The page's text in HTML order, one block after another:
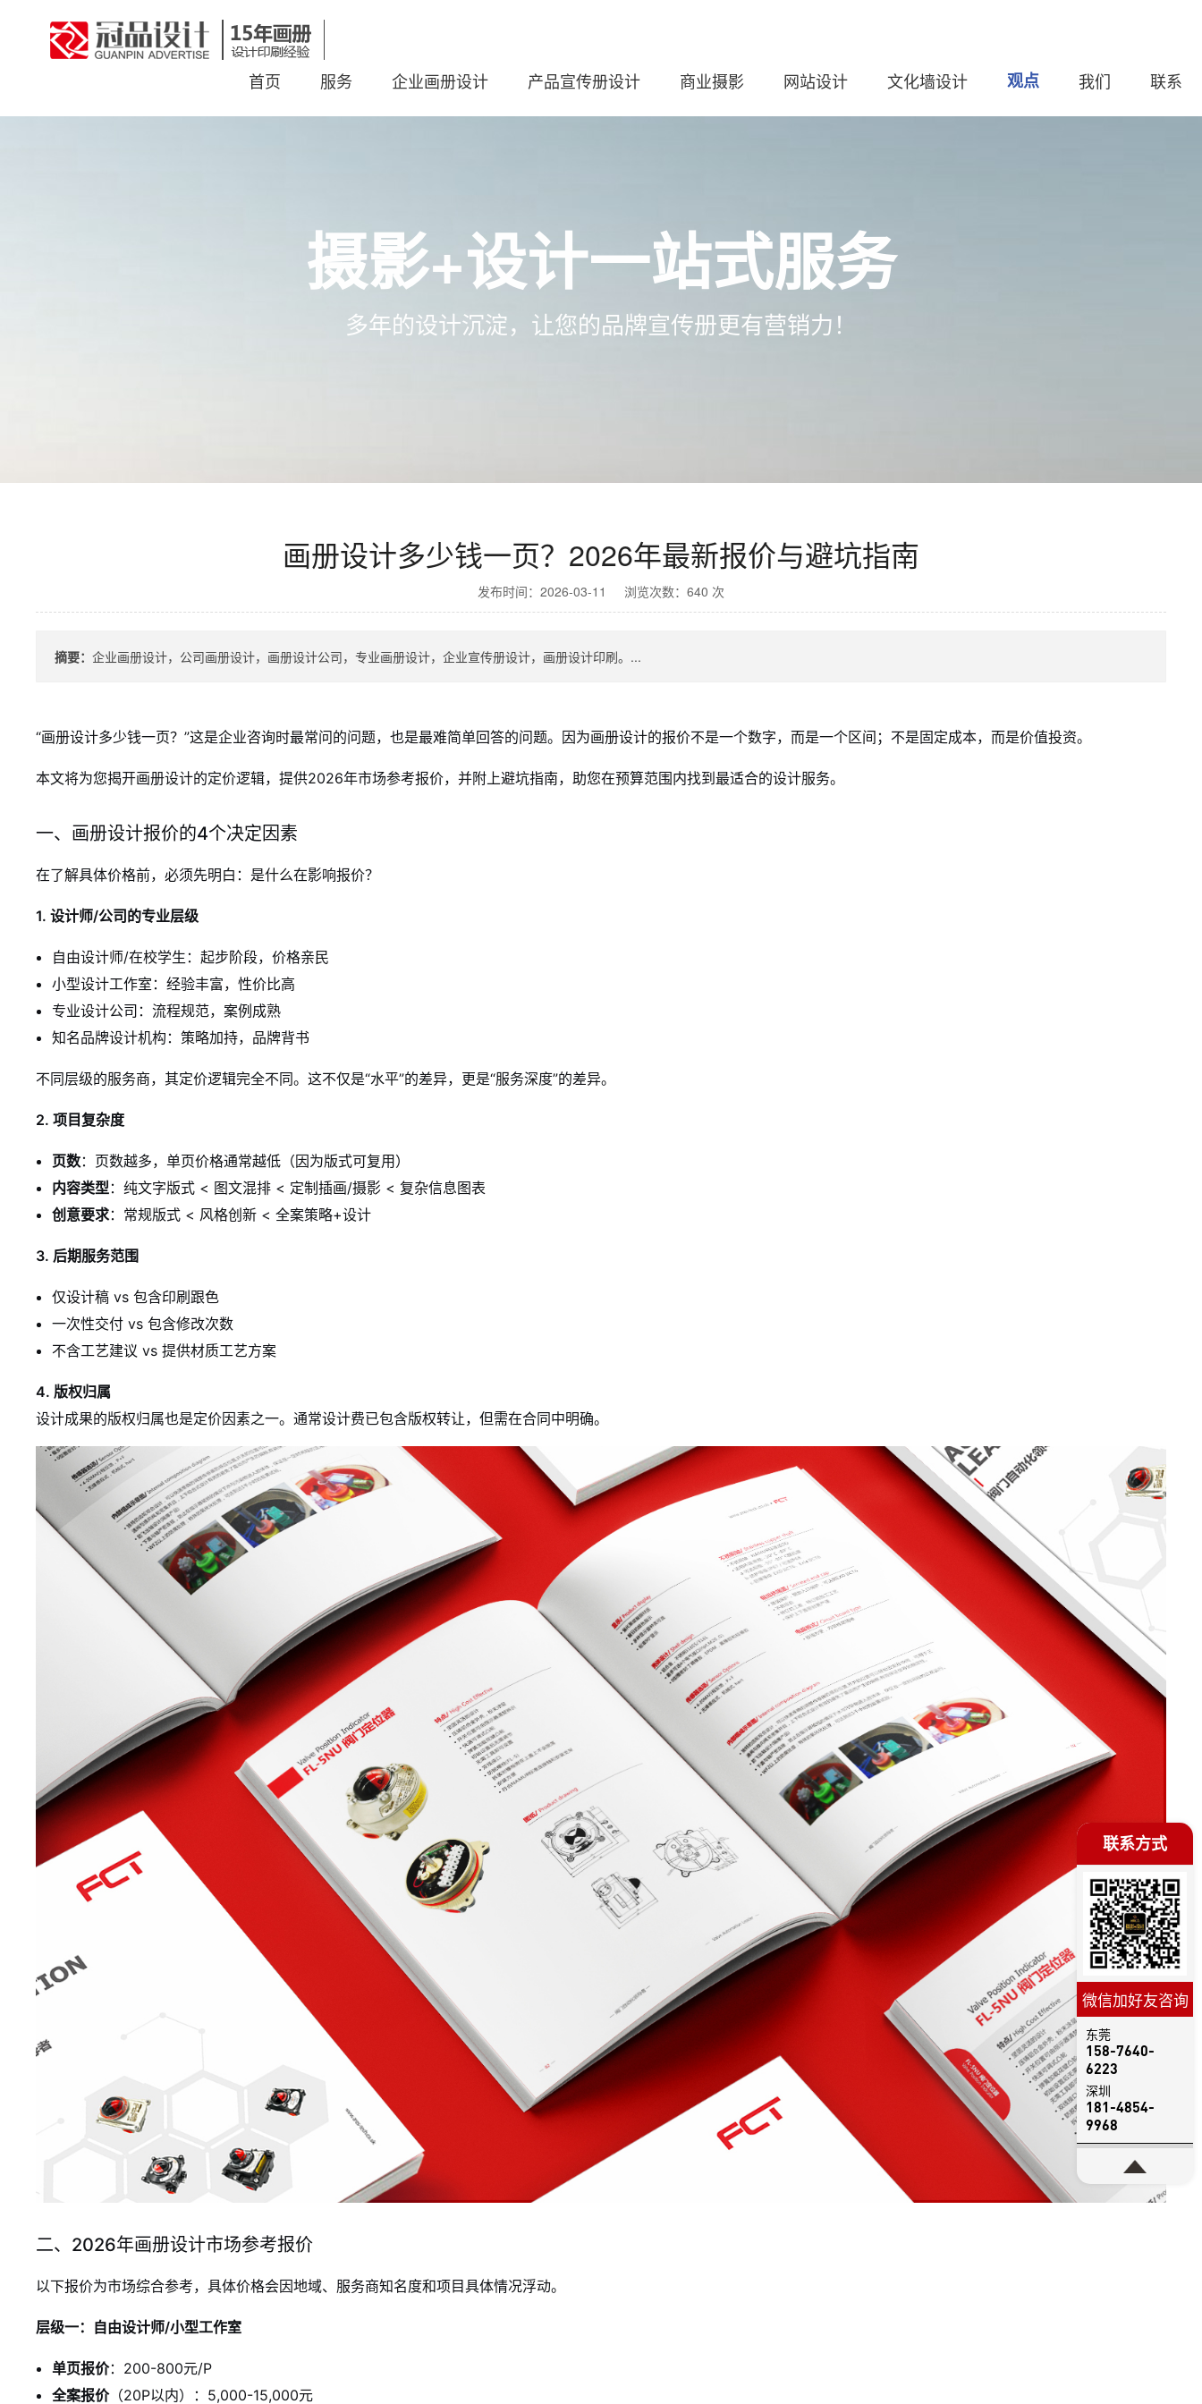
首页 服务 企业画册设计 产品宣传册设计 商业摄影 网站设计 文化墙设计 观点 我们 联系
摄影+设计一站式服务
多年的设计沉淀，让您的品牌宣传册更有营销力！
画册设计多少钱一页？2026年最新报价与避坑指南
发布时间：2026-03-11 浏览次数：640 次
摘要： 企业画册设计，公司画册设计，画册设计公司，专业画册设计，企业宣传册设计，画册设计印刷。...
“画册设计多少钱一页？”这是企业咨询时最常问的问题，也是最难简单回答的问题。因为画册设计的报价不是一个数字，而是一个区间；不是固定成本，而是价值投资。
本文将为您揭开画册设计的定价逻辑，提供2026年市场参考报价，并附上避坑指南，助您在预算范围内找到最适合的设计服务。
一、画册设计报价的4个决定因素
在了解具体价格前，必须先明白：是什么在影响报价？
1. 设计师/公司的专业层级
自由设计师/在校学生：起步阶段，价格亲民
小型设计工作室：经验丰富，性价比高
专业设计公司：流程规范，案例成熟
知名品牌设计机构：策略加持，品牌背书
不同层级的服务商，其定价逻辑完全不同。这不仅是“水平”的差异，更是“服务深度”的差异。
2. 项目复杂度
页数：页数越多，单页价格通常越低（因为版式可复用）
内容类型 ：纯文字版式 < 图文混排 < 定制插画/摄影 < 复杂信息图表
创意要求：常规版式 < 风格创新 < 全案策略+设计
3. 后期服务范围
仅设计稿 vs 包含印刷跟色
一次性交付 vs 包含修改次数
不含工艺建议 vs 提供材质工艺方案
4. 版权归属
设计成果的版权归属也是定价因素之一。通常设计费已包含版权转让，但需在合同中明确。
二、2026年画册设计市场参考报价
以下报价为市场综合参考，具体价格会因地域、服务商知名度和项目具体情况浮动。
层级一：自由设计师/小型工作室
单页报价：200-800元/P
全案报价（20P以内）：5,000-15,000元
联系方式
微信加好友咨询
东莞
158-7640-
6223
深圳
181-4854-
9968